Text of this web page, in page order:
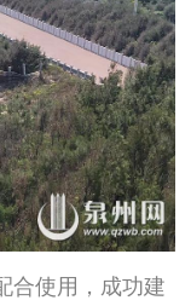
合使用，成功建